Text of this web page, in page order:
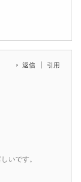
返信 引用
いです。